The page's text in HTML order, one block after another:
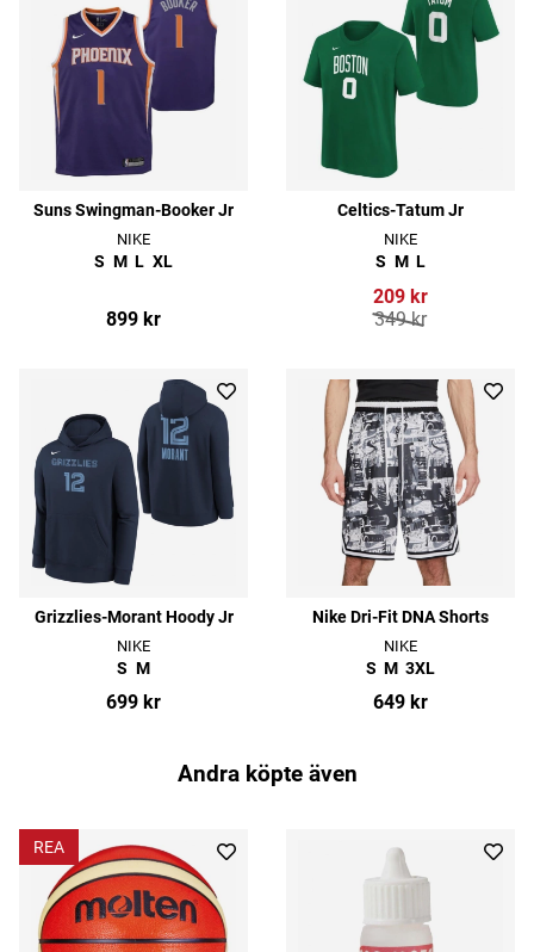
Suns Swingman-Booker Jr
NIKE
S M L XL
899 kr
Celtics-Tatum Jr
NIKE
S M L
209 kr
349 kr
Grizzlies-Morant Hoody Jr
NIKE
S M
699 kr
Nike Dri-Fit DNA Shorts
NIKE
S M 3XL
649 kr
Andra köpte även
REA